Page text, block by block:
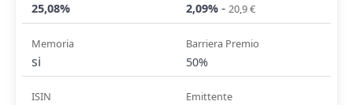
25,08% 2,09% - 20,9 €
Memoria
si
Barriera Premio
50%
ISIN Emittente